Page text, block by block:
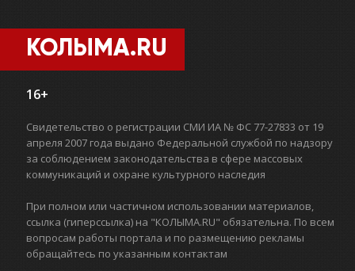
КОЛЫМА.RU
16+
Свидетельство о регистрации СМИ ИА № ФС 77-27833 от 19
апреля 2007 года выдано Федеральной службой по надзору
за соблюдением законодательства в сфере массовых
коммуникаций и охране культурного наследия
При полном или частичном использовании материалов,
ссылка (гиперссылка) на "КОЛЫМА.RU" обязательна. По всем
вопросам работы портала и по размещению рекламы
обращайтесь по указанным контактам